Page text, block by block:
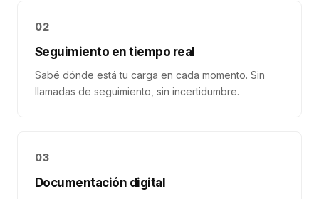
02
Seguimiento en tiempo real
Sabé dónde está tu carga en cada momento. Sin
llamadas de seguimiento, sin incertidumbre.
03
Documentación digital